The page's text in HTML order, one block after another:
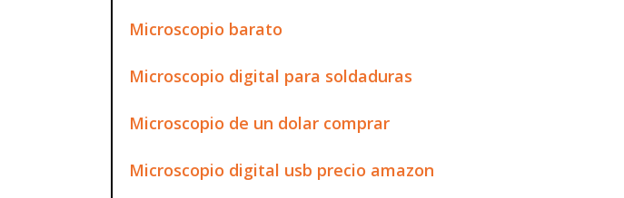
Microscopio barato
Microscopio digital para soldaduras
Microscopio de un dolar comprar
Microscopio digital usb precio amazon